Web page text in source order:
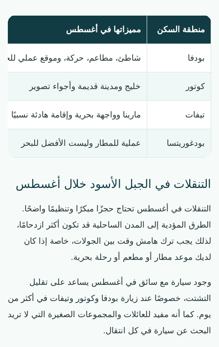
منطقة السكن مميزاتها في أغسطس
بودفا شاطئ، مطاعم، حركة، وموقع عملي
كوتور خليج ومدينة قديمة وأجواء تصوير
تيفات مارينا وواجهة بحرية وإقامة هادئة نسبيًا
بودغوريتسا عملية للمطار وليست الأفضل للبحر
التنقلات في الجبل الأسود خلال أغسطس
التنقلات في أغسطس تحتاج حجزًا مبكرًا وتنظيمًا واضحًا.
الطرق المؤدية إلى المدن الساحلية قد تكون أكثر ازدحامًا،
لذلك يجب ترك هامش وقت بين الجولات، خاصة إذا كان
لديك موعد مطار أو مطعم أو رحلة بحرية.
وجود سيارة مع سائق في أغسطس يساعد على تقليل
التشتت، خصوصًا عند زيارة بودفا وكوتور وتيفات في أكثر من
يوم. كما أنه مفيد للعائلات والمجموعات الصغيرة التي لا تريد
البحث عن سيارة في كل انتقال.